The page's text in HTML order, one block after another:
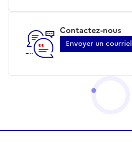
Contactez-nous
Envoyer un courriel